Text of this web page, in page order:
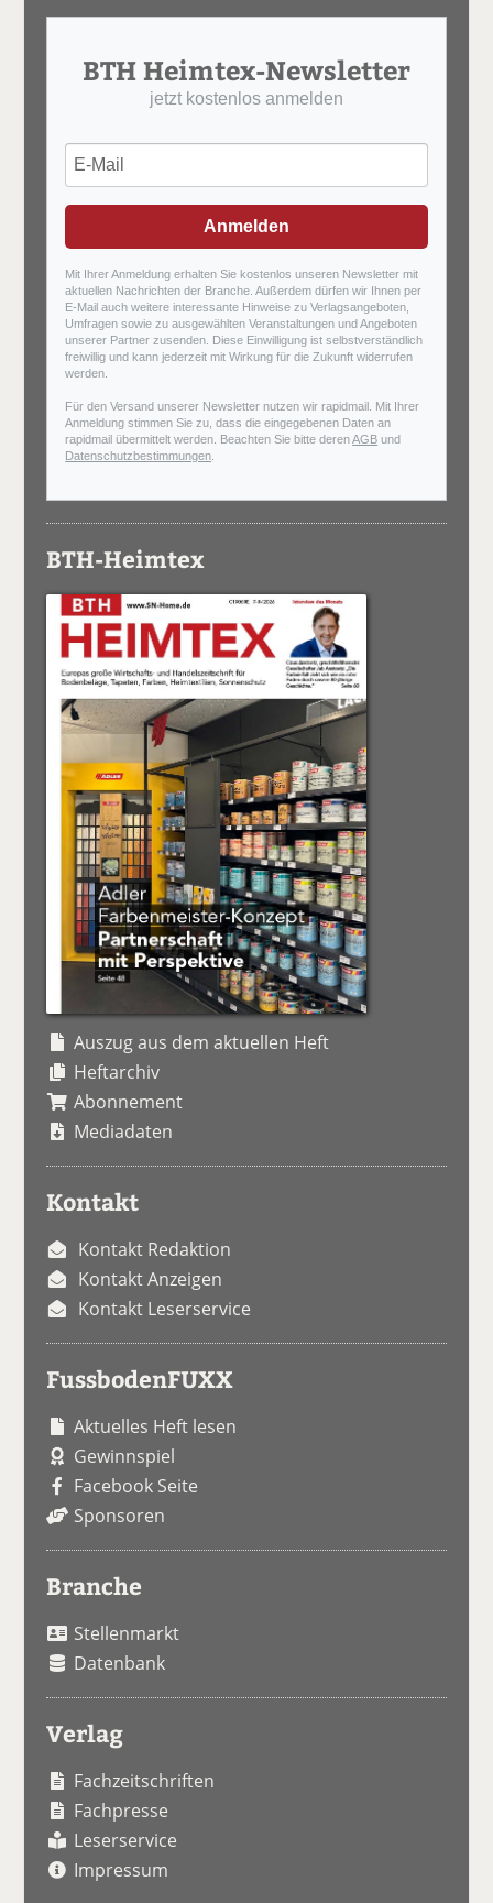
BTH Heimtex-Newsletter
jetzt kostenlos anmelden
Anmelden
Mit Ihrer Anmeldung erhalten Sie kostenlos unseren Newsletter mit
aktuellen Nachrichten der Branche. Außerdem dürfen wir Ihnen per
E-Mail auch weitere interessante Hinweise zu Verlagsangeboten,
Umfragen sowie zu ausgewählten Veranstaltungen und Angeboten
unserer Partner zusenden. Diese Einwilligung ist selbstverständlich
freiwillig und kann jederzeit mit Wirkung für die Zukunft widerrufen
werden.
Für den Versand unserer Newsletter nutzen wir rapidmail. Mit Ihrer
Anmeldung stimmen Sie zu, dass die eingegebenen Daten an
rapidmail übermittelt werden. Beachten Sie bitte derenAGB und
Datenschutzbestimmungen
BTH-Heimtex
Auszug aus dem aktuellen Heft
Heftarchiv
Abonnement
Mediadaten
Kontakt
Kontakt Redaktion
Kontakt Anzeigen
Kontakt Leserservice
FussbodenFUXX
Aktuelles Heft lesen
Gewinnspiel
Facebook Seite
Sponsoren
Branche
Stellenmarkt
Datenbank
Verlag
Fachzeitschriften
Fachpresse
Leserservice
Impressum